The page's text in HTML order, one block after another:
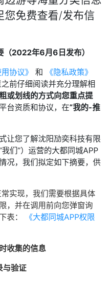
您免费查看/发布信
（2022年6月6日发布）
用协议》 和
《隐私政策》
前仔细阅读并充分理解相
或划线的方式向您重点提
台资质和协议，在“我的-推
让您了解沈阳劢奕科技有限
们”）运营的大都同城APP
况，我们拟定如下摘要，供
实现，我们需要根据具体
，并在调用前向您弹窗询
表：
《大都同城APP权限
收集的信息
与验证